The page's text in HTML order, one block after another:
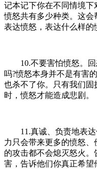
记本记下你在不同情境
愤怒共有多少种类。这
表达愤怒，表达什么样的
10.不要害怕愤怒。回
吗?愤怒本身并不是有害
也杀不了你。只有我们
时，愤怒才能造成悲剧。
11.真诚、负责地表达
力只会带来更多的愤怒
的攻击都不会熄灭怒火
害，告诉他们你真正希望